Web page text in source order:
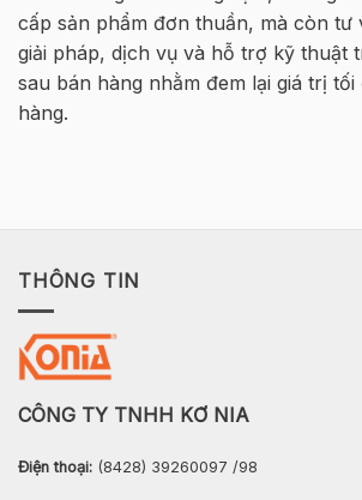
2026
Hà
cấp sản phẩm đơn thuần, mà còn tư
giải pháp, dịch vụ và hỗ trợ kỹ thuật
sau bán hàng nhằm đem lại giá trị
hàng.
THÔNG TIN
CÔNG TY TNHH KƠ NIA
Điện thoại: (8428) 39260097 /98